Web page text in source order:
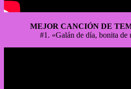
MEJOR CANCIÓN DE
#1. «Galán de día, bonita de